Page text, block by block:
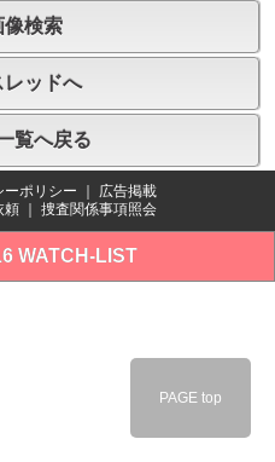
像検索
ッドへ
覧へ戻る
ーポリシー
広告掲載
頼 捜査関係事項照会
WATCH-LIST
PAGE top